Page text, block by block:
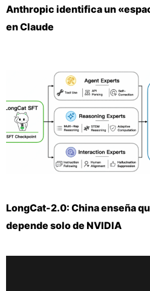
Anthropic identifica un
en Claude
LongCat-2.0: China enseña
depende solo de NVIDIA